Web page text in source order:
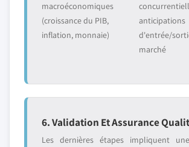
macroéconomiques
(croissance du PIB,
inflation, monnaie)
anticipations
d'entrée/
marché
6. Validation Et Assurance
Les dernières étapes impliquent